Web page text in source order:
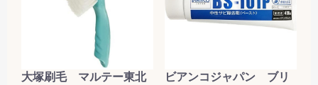
大塚刷毛 マルテー東北
ビアンコジャパン ブリ